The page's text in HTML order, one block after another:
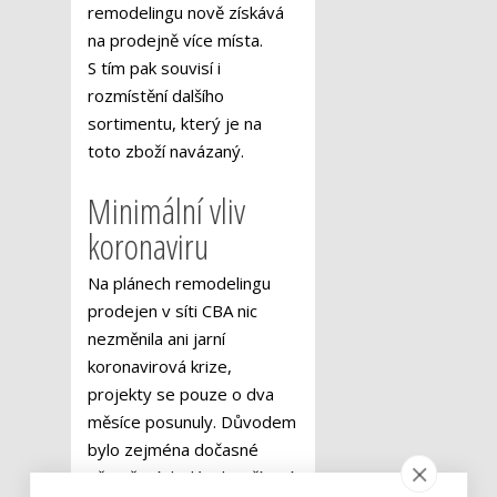
remodelingu nově získává
na prodejně více místa.
S tím pak souvisí i
rozmístění dalšího
sortimentu, který je na
toto zboží navázaný.
Minimální vliv
koronaviru
Na plánech remodelingu
prodejen v síti CBA nic
nezměnila ani jarní
koronavirová krize,
projekty se pouze o dva
měsíce posunuly. Důvodem
bylo zejména dočasné
přerušení dodávek zařízení